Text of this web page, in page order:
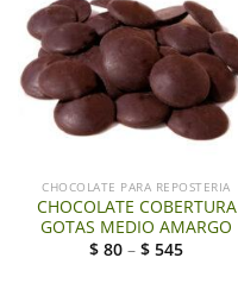
CHOCOLATE PARA REPOSTERIA
CHOCOLATE COBERTURA
GOTAS MEDIO AMARGO
$ 80 – $ 545